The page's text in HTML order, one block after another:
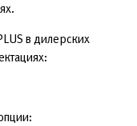
в дилерских